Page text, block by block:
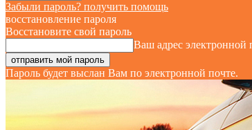
Забыли пароль? получить помощь
восстановление пароля
Восстановите свой пароль
Ваш адрес электронной
Пароль будет выслан Вам по электронной почте.